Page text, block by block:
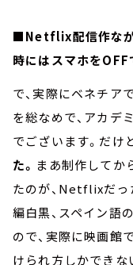
■Netflix配信作なが
時にはスマホをOFF
で、実際にベネチア
を総なめで、アカデ
でございます。だけ
た。 まあ制作してか
たのが、Netflixだっ
編白黒、スペイン語
ので、実際に映画館
けられ方しかでき